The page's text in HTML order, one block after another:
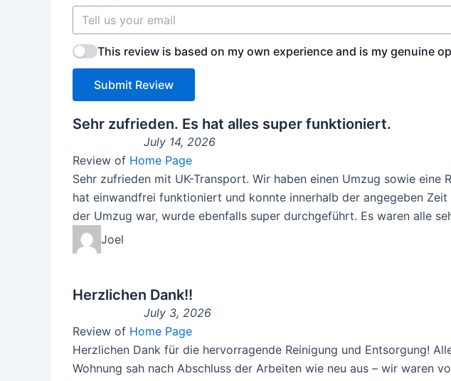
This review is based on my own experience and is my genuine
Submit Review
Sehr zufrieden. Es hat alles super funktioniert.
July 14, 2026
Review of Home Page
Sehr zufrieden mit UK-Transport. Wir haben einen Umzug sowie
hat einwandfrei funktioniert und konnte innerhalb der angegeben
der Umzug war, wurde ebenfalls super durchgeführt. Es waren alle
Joel
Herzlichen Dank!!
July 3, 2026
Review of Home Page
Herzlichen Dank für die hervorragende Reinigung und Entsorgung!
Wohnung sah nach Abschluss der Arbeiten wie neu aus – wir waren